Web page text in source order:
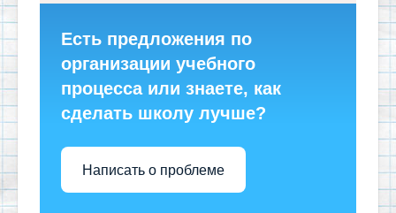
Есть предложения по
организации учебного
процесса или знаете, как
сделать школу лучше?
Написать о проблеме